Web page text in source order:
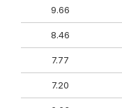
9.66
8.46
7.77
7.20